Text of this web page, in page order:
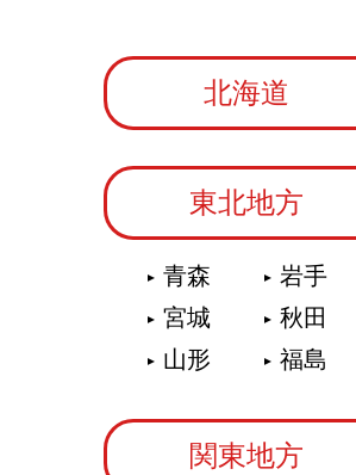
北海道
東北地方
青森
岩手
宮城
秋田
山形
福島
関東地方